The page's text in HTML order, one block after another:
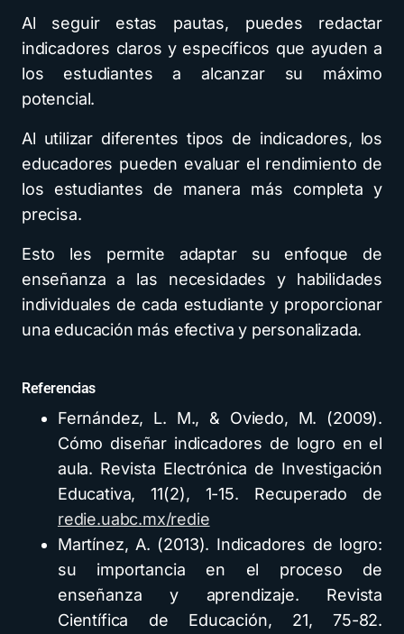
Al seguir estas pautas, puedes redactar
indicadores claros y específicos que ayuden a
los estudiantes a alcanzar su máximo
potencial.
Al utilizar diferentes tipos de indicadores, los
educadores pueden evaluar el rendimiento de
los estudiantes de manera más completa y
precisa.
Esto les permite adaptar su enfoque de
enseñanza a las necesidades y habilidades
individuales de cada estudiante y proporcionar
una educación más efectiva y personalizada.
Referencias
Fernández, L. M., & Oviedo, M. (2009).
Cómo diseñar indicadores de logro en el
aula. Revista Electrónica de Investigación
Educativa, 11(2), 1-15. Recuperado de
redie.uabc.mx/redie
Martínez, A. (2013). Indicadores de logro:
su importancia en el proceso de
enseñanza y aprendizaje. Revista
Científica de Educación, 21, 75-82.